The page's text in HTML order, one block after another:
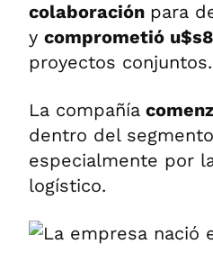
colaboración para
y comprometió
proyectos conjuntos.
La compañía
dentro del
especialmente por
logístico.